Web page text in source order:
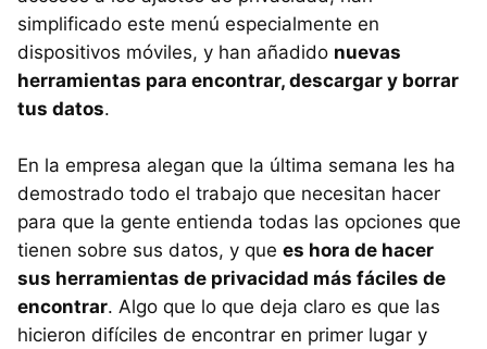
simplificado este menú especialmente en
dispositivos móviles, y han añadido nuevas
herramientas para encontrar, descargar y borrar
tus datos.
En la empresa alegan que la última semana les ha
demostrado todo el trabajo que necesitan hacer
para que la gente entienda todas las opciones que
tienen sobre sus datos, y que es hora de hacer
sus herramientas de privacidad más fáciles de
encontrar. Algo que lo que deja claro es que las
hicieron difíciles de encontrar en primer lugar y